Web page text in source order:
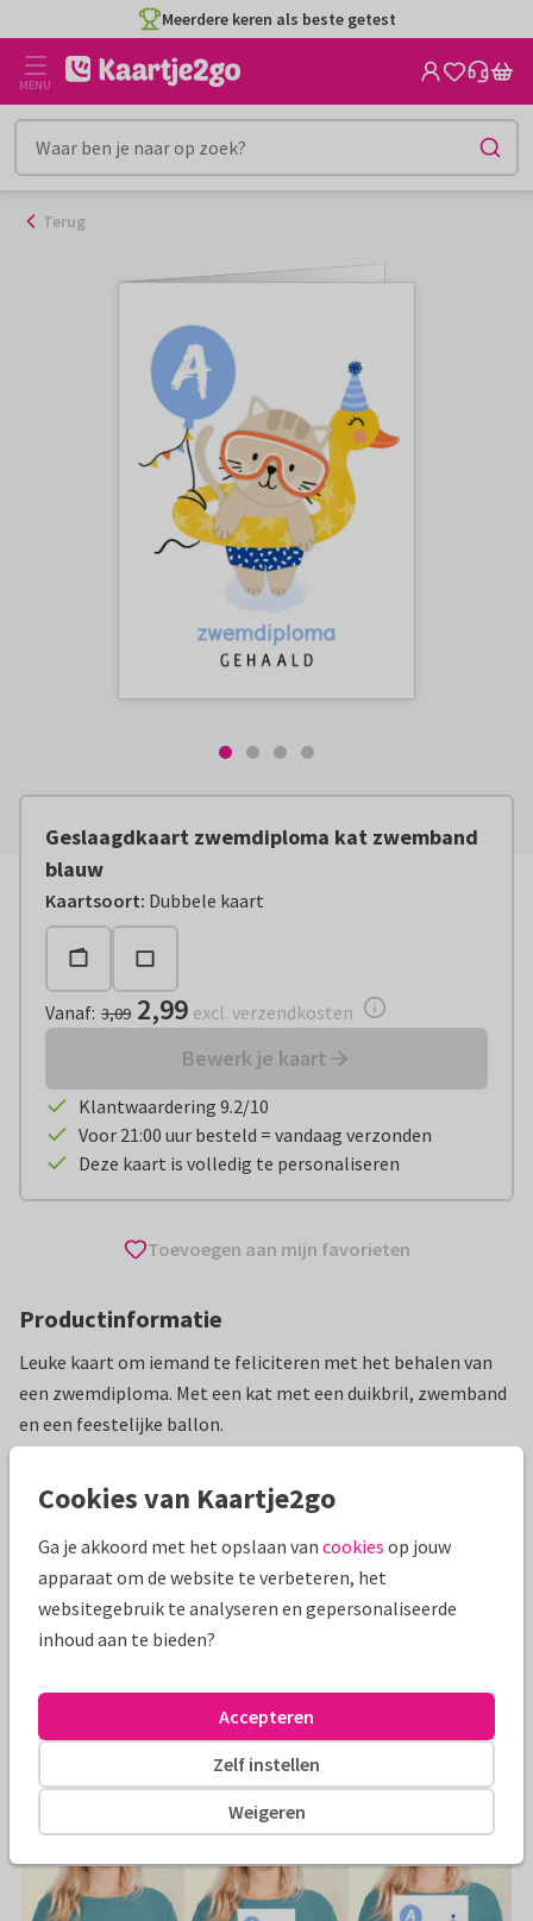
naar
inhoud
Meerdere keren als beste getest
MENU
Terug
Geslaagdkaart zwemdiploma kat zwemband
blauw
Kaartsoort: Dubbele kaart
Vanaf: € 2,99 excl. verzendkosten
Vanaf: 3,09 2,99 excl. verzendkosten
Bewerk je kaart
Klantwaardering 9.2/10
Voor 21:00 uur besteld = vandaag verzonden
Deze kaart is volledig te personaliseren
Toevoegen aan mijn favorieten
Productinformatie
Leuke kaart om iemand te feliciteren met het behalen van
een zwemdiploma. Met een kat met een duikbril, zwemband
en een feestelijke ballon.
Geslaagd kaarten Marieke Witke Zwemdiploma
Specificaties bij deze kaart
Envelop: Witte vensterenvelop
Adres: Achterop de kaart
Formaten
Cookies van Kaartje2go
Ga je akkoord met het opslaan van cookies op jouw
apparaat om de website te verbeteren, het
websitegebruik te analyseren en gepersonaliseerde
inhoud aan te bieden?
Weigeren
Zelf instellen
Accepteren